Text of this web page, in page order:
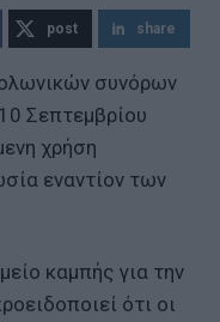
post share
συνόρων
Σεπτεμβρίου
χρήση
εναντίον των
καμπής για την
ότι οι